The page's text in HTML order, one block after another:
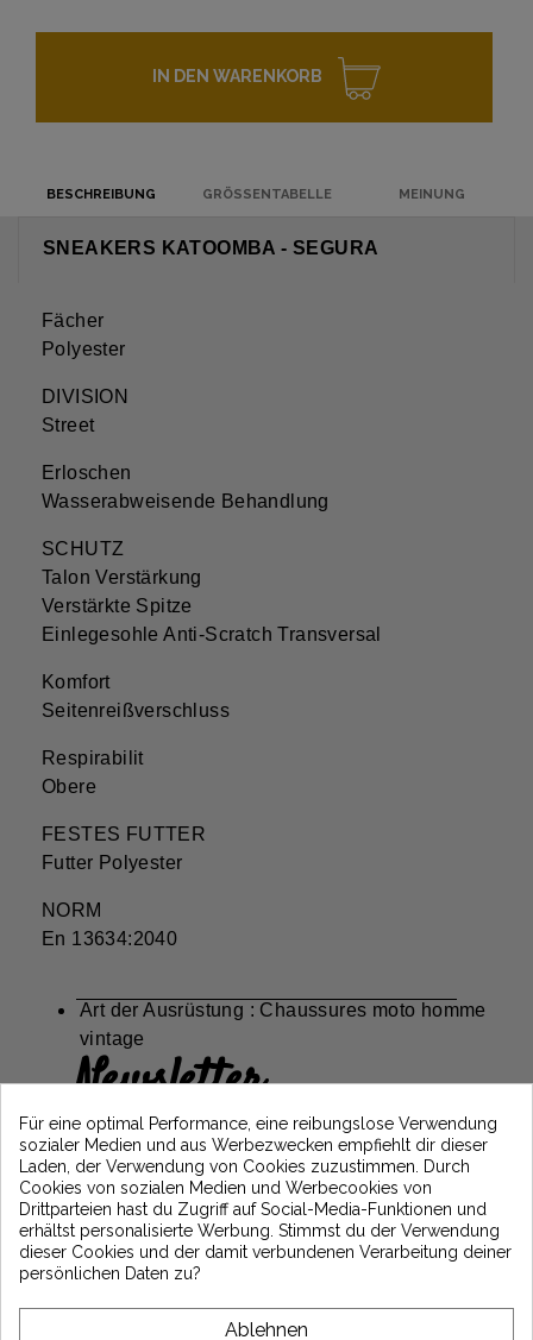
IN DEN WARENKORB
BESCHREIBUNG GRÖSSENTABELLE MEINUNG
SNEAKERS KATOOMBA - SEGURA
Fächer
Polyester
DIVISION
Street
Erloschen
Wasserabweisende Behandlung
SCHUTZ
Talon Verstärkung
Verstärkte Spitze
Einlegesohle Anti-Scratch Transversal
Komfort
Seitenreißverschluss
Respirabilit
Obere
FESTES FUTTER
Futter Polyester
NORM
En 13634:2040
Art der Ausrüstung : Chaussures moto homme
vintage
Newsletter
Erhalten Sie 5€ Rabatt auf Ihre erste
Bestellung, indem Sie sich anmelden und
über die neuesten Vintage Motors-
Nachrichten informiert bleiben
*Dès 99€ d'achat. En vous abonnant à notre newsletter, vous reconnaissez avoir pris
l'acceptez.
Für eine optimal Performance, eine reibungslose Verwendung
sozialer Medien und aus Werbezwecken empfiehlt dir dieser
Laden, der Verwendung von Cookies zuzustimmen. Durch
Cookies von sozialen Medien und Werbecookies von
Drittparteien hast du Zugriff auf Social-Media-Funktionen und
erhältst personalisierte Werbung. Stimmst du der Verwendung
dieser Cookies und der damit verbundenen Verarbeitung deiner
persönlichen Daten zu?
Ablehnen